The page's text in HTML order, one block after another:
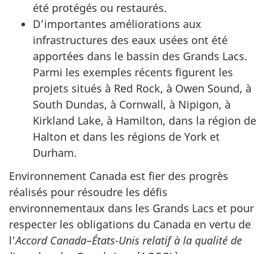
été protégés ou restaurés.
D’importantes améliorations aux
infrastructures des eaux usées ont été
apportées dans le bassin des Grands Lacs.
Parmi les exemples récents figurent les
projets situés à Red Rock, à Owen Sound, à
South Dundas, à Cornwall, à Nipigon, à
Kirkland Lake, à Hamilton, dans la région de
Halton et dans les régions de York et
Durham.
Environnement Canada est fier des progrès
réalisés pour résoudre les défis
environnementaux dans les Grands Lacs et pour
respecter les obligations du Canada en vertu de
l’Accord Canada–États-Unis relatif à la qualité de